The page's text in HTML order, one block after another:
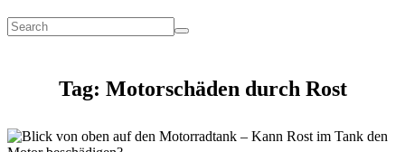
Tag: Motorschäden durch Rost